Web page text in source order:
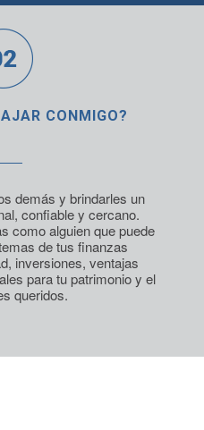
CONMIGO?
demás y brindarles un
confiable y cercano.
como alguien que puede
de tus finanzas
inversiones, ventajas
para tu patrimonio y el
queridos.